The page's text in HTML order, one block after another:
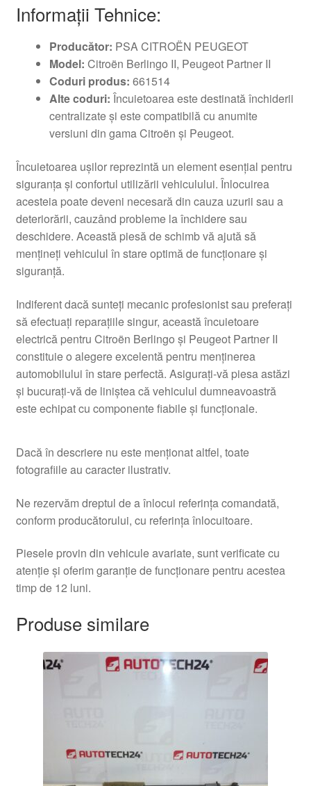
Informaţii Tehnice:
Producător: PSA CITROËN PEUGEOT
Model: Citroën Berlingo II, Peugeot Partner II
Coduri produs: 661514
Alte coduri: Încuietoarea este destinată închiderii
centralizate şi este compatibilă cu anumite
versiuni din gama Citroën şi Peugeot.
Încuietoarea uşilor reprezintă un element esenţial pentru
siguranţa şi confortul utilizării vehiculului. Înlocuirea
acesteia poate deveni necesară din cauza uzurii sau a
deteriorării, cauzând probleme la închidere sau
deschidere. Această piesă de schimb vă ajută să
menţineţi vehiculul în stare optimă de funcţionare şi
siguranţă.
Indiferent dacă sunteţi mecanic profesionist sau preferaţi
să efectuaţi reparaţiile singur, această încuietoare
electrică pentru Citroën Berlingo şi Peugeot Partner II
constituie o alegere excelentă pentru menţinerea
automobilului în stare perfectă. Asiguraţi-vă piesa astăzi
şi bucuraţi-vă de liniştea că vehiculul dumneavoastră
este echipat cu componente fiabile şi funcţionale.
Dacă în descriere nu este menționat altfel, toate
fotografiile au caracter ilustrativ.
Ne rezervăm dreptul de a înlocui referința comandată,
conform producătorului, cu referința înlocuitoare.
Piesele provin din vehicule avariate, sunt verificate cu
atenție și oferim garanție de funcționare pentru acestea
timp de 12 luni.
Produse similare